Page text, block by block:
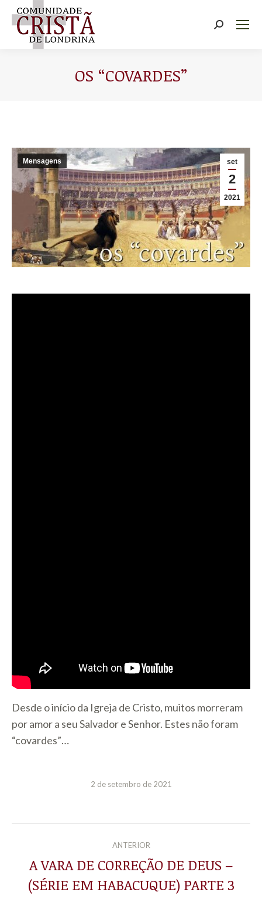
Buscar
OS “COVARDES”
set
2
2021
Mensagens
Desde o início da Igreja de Cristo, muitos morreram
por amor a seu Salvador e Senhor. Estes não foram
“covardes”…
2 de setembro de 2021
NAVEGAÇÃO
DE
POST:
ANTERIOR
Post
anterior:
A VARA DE CORREÇÃO DE DEUS –
(SÉRIE EM HABACUQUE) PARTE 3